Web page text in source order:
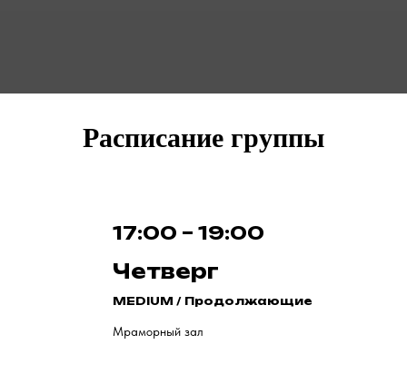
Расписание группы
17:00 – 19:00
Четверг
MEDIUM / Продолжающие
Мраморный зал